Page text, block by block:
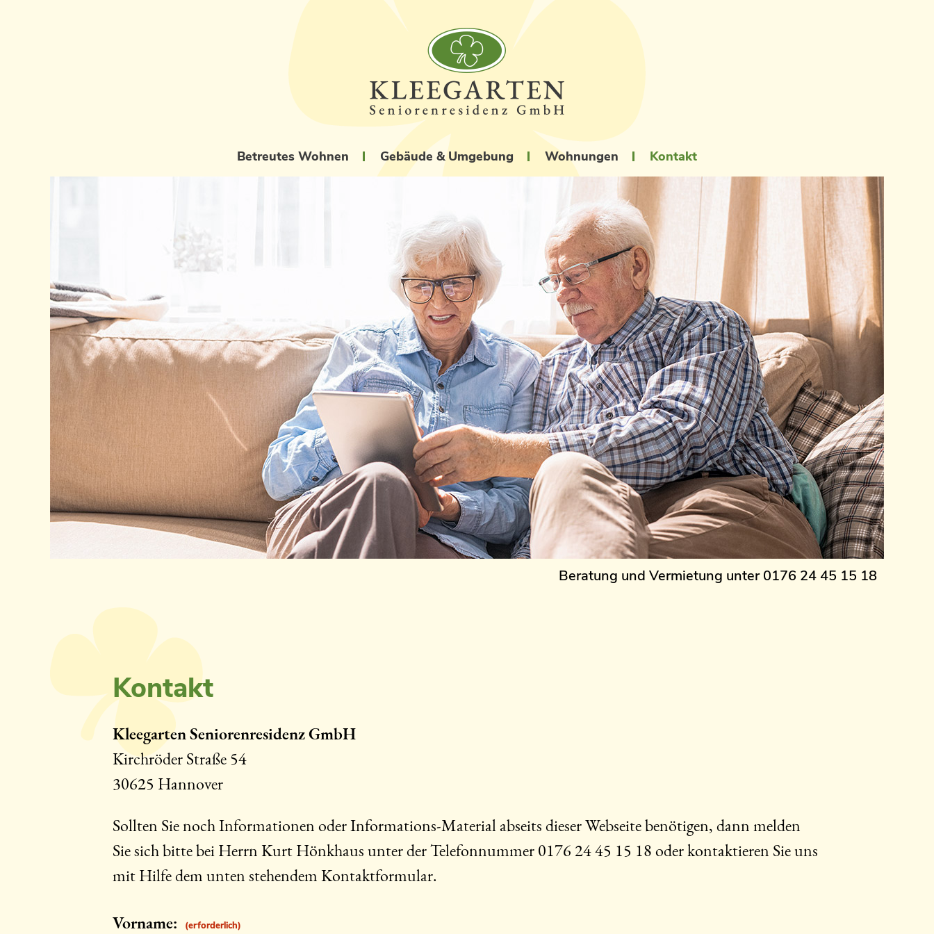
Betreutes Wohnen Gebäude & Umgebung Wohnungen Kontakt
Beratung und Vermietung unter0176 24 45 15 18
Kontakt
Kleegarten Seniorenresidenz GmbH
Kirchröder Straße 54
30625 Hannover
Sollten Sie noch Informationen oder Informations-Material abseits dieser Webseite benötigen, dann melden
Sie sich bitte bei Herrn Kurt Hönkhaus unter der Telefonnummer0176 24 45 15 18oder kontaktieren Sie uns
mit Hilfe dem unten stehendem Kontaktformular.
Vorname: (erforderlich)